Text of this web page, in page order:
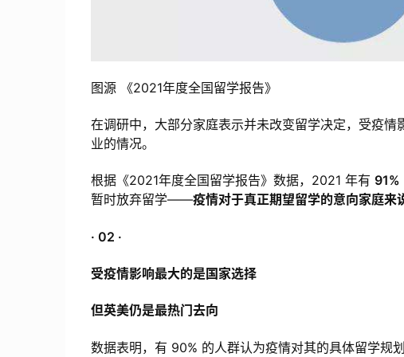
图源 《2021年度全国留学报告》
在调研中，大部分家庭表示并未改变留学决定，受疫
业的情况。
根据《2021年度全国留学报告》数据，2021 年有 91%
暂时放弃留学——疫情对于真正期望留学的意向家庭来
· 02 ·
受疫情影响最大的是国家选择
但英美仍是最热门去向
数据表明，有 90% 的人群认为疫情对其的具体留学规